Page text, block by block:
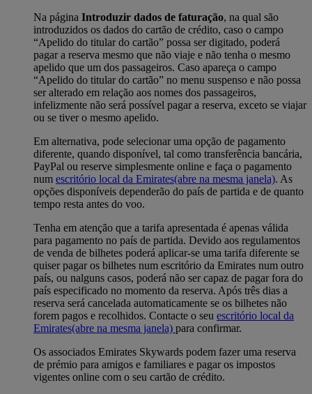
Na página Introduzir dados de faturação, na qual são
introduzidos os dados do cartão de crédito, caso o campo
“Apelido do titular do cartão” possa ser digitado, poderá
pagar a reserva mesmo que não viaje e não tenha o mesmo
apelido que um dos passageiros. Caso apareça o campo
“Apelido do titular do cartão” no menu suspenso e não possa
ser alterado em relação aos nomes dos passageiros,
infelizmente não será possível pagar a reserva, exceto se viajar
ou se tiver o mesmo apelido.
Em alternativa, pode selecionar uma opção de pagamento
diferente, quando disponível, tal como transferência bancária,
PayPal ou reserve simplesmente online e faça o pagamento
num escritório local da Emirates(abre na mesma janela). As
opções disponíveis dependerão do país de partida e de quanto
tempo resta antes do voo.
Tenha em atenção que a tarifa apresentada é apenas válida
para pagamento no país de partida. Devido aos regulamentos
de venda de bilhetes poderá aplicar-se uma tarifa diferente se
quiser pagar os bilhetes num escritório da Emirates num outro
país, ou nalguns casos, poderá não ser capaz de pagar fora do
país especificado no momento da reserva. Após três dias a
reserva será cancelada automaticamente se os bilhetes não
forem pagos e recolhidos. Contacte o seu escritório local da
Emirates(abre na mesma janela) para confirmar.
Os associados Emirates Skywards podem fazer uma reserva
de prémio para amigos e familiares e pagar os impostos
vigentes online com o seu cartão de crédito.